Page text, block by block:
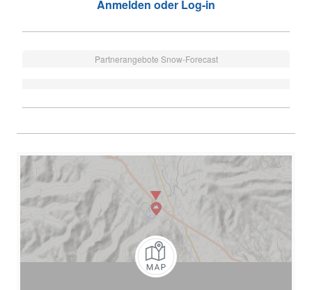
Anmelden oder Log-in
Partnerangebote Snow-Forecast